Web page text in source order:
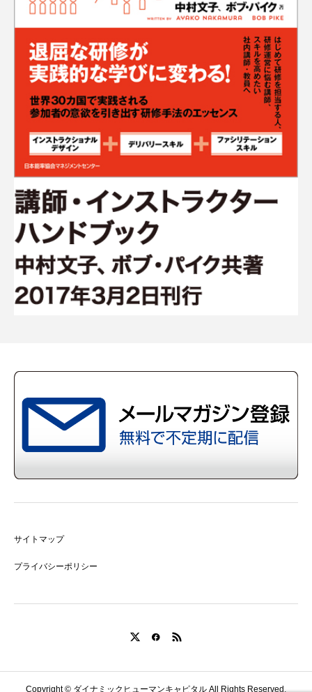
サイトマップ
プライバシーポリシー
Copyright © ダイナミックヒューマンキャピタル All Rights Reserved.